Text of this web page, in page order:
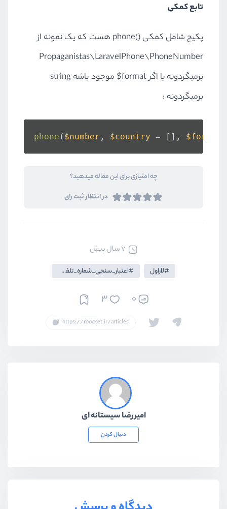
تابع کمکی
پکیج شامل کمکی ()phone هست که یک نمونه از
Propaganistas\LaravelPhone\PhoneNumber
برمیگردونه یا اگر format$ موجود باشه string
برمیگردونه :
phone ( $number , $country = [], $format
چه امتیازی برای این مقاله میدهید؟
در انتظار ثبت رای
7 سال پیش
لاراول اعتبار_سنجی_شماره_تلفن_در_لاراول
0
3
امیررضا سیستانه ای
دنبال کردن